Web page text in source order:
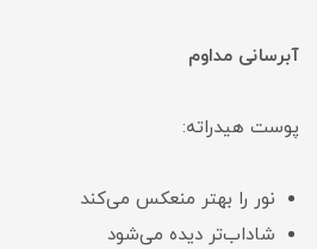
آبرسانی مداوم
پوست هیدراته:
نور را بهتر منعکس می‌کند
شاداب‌تر دیده می‌شود